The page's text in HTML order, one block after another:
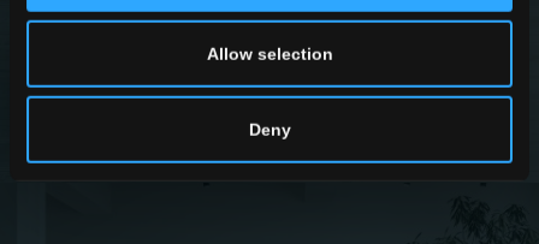
Allow selection
Deny